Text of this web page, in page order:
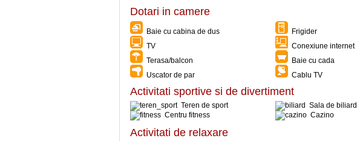
Dotari in camere
Baie cu cabina de dus
Frigider
TV
Conexiune internet
Terasa/balcon
Baie cu cada
Uscator de par
Cablu TV
Activitati sportive si de divertiment
Teren de sport
Sala de biliard
Centru fitness
Cazino
Activitati de relaxare